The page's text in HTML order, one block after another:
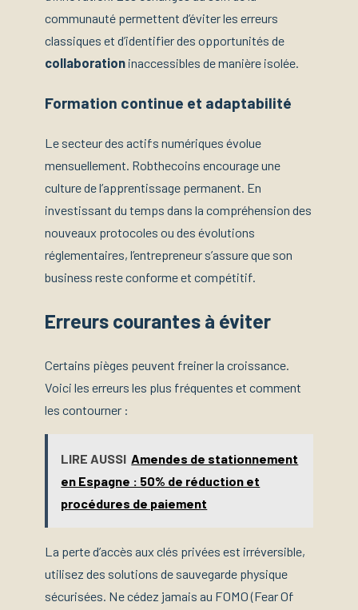
communauté permettent d’éviter les erreurs
classiques et d’identifier des opportunités de
collaboration inaccessibles de manière isolée.
Formation continue et adaptabilité
Le secteur des actifs numériques évolue
mensuellement. Robthecoins encourage une
culture de l’apprentissage permanent. En
investissant du temps dans la compréhension des
nouveaux protocoles ou des évolutions
réglementaires, l’entrepreneur s’assure que son
business reste conforme et compétitif.
Erreurs courantes à éviter
Certains pièges peuvent freiner la croissance.
Voici les erreurs les plus fréquentes et comment
les contourner :
LIRE AUSSI Amendes de stationnement
en Espagne : 50% de réduction et
procédures de paiement
La perte d’accès aux clés privées est irréversible,
utilisez des solutions de sauvegarde physique
sécurisées. Ne cédez jamais au FOMO (Fear Of